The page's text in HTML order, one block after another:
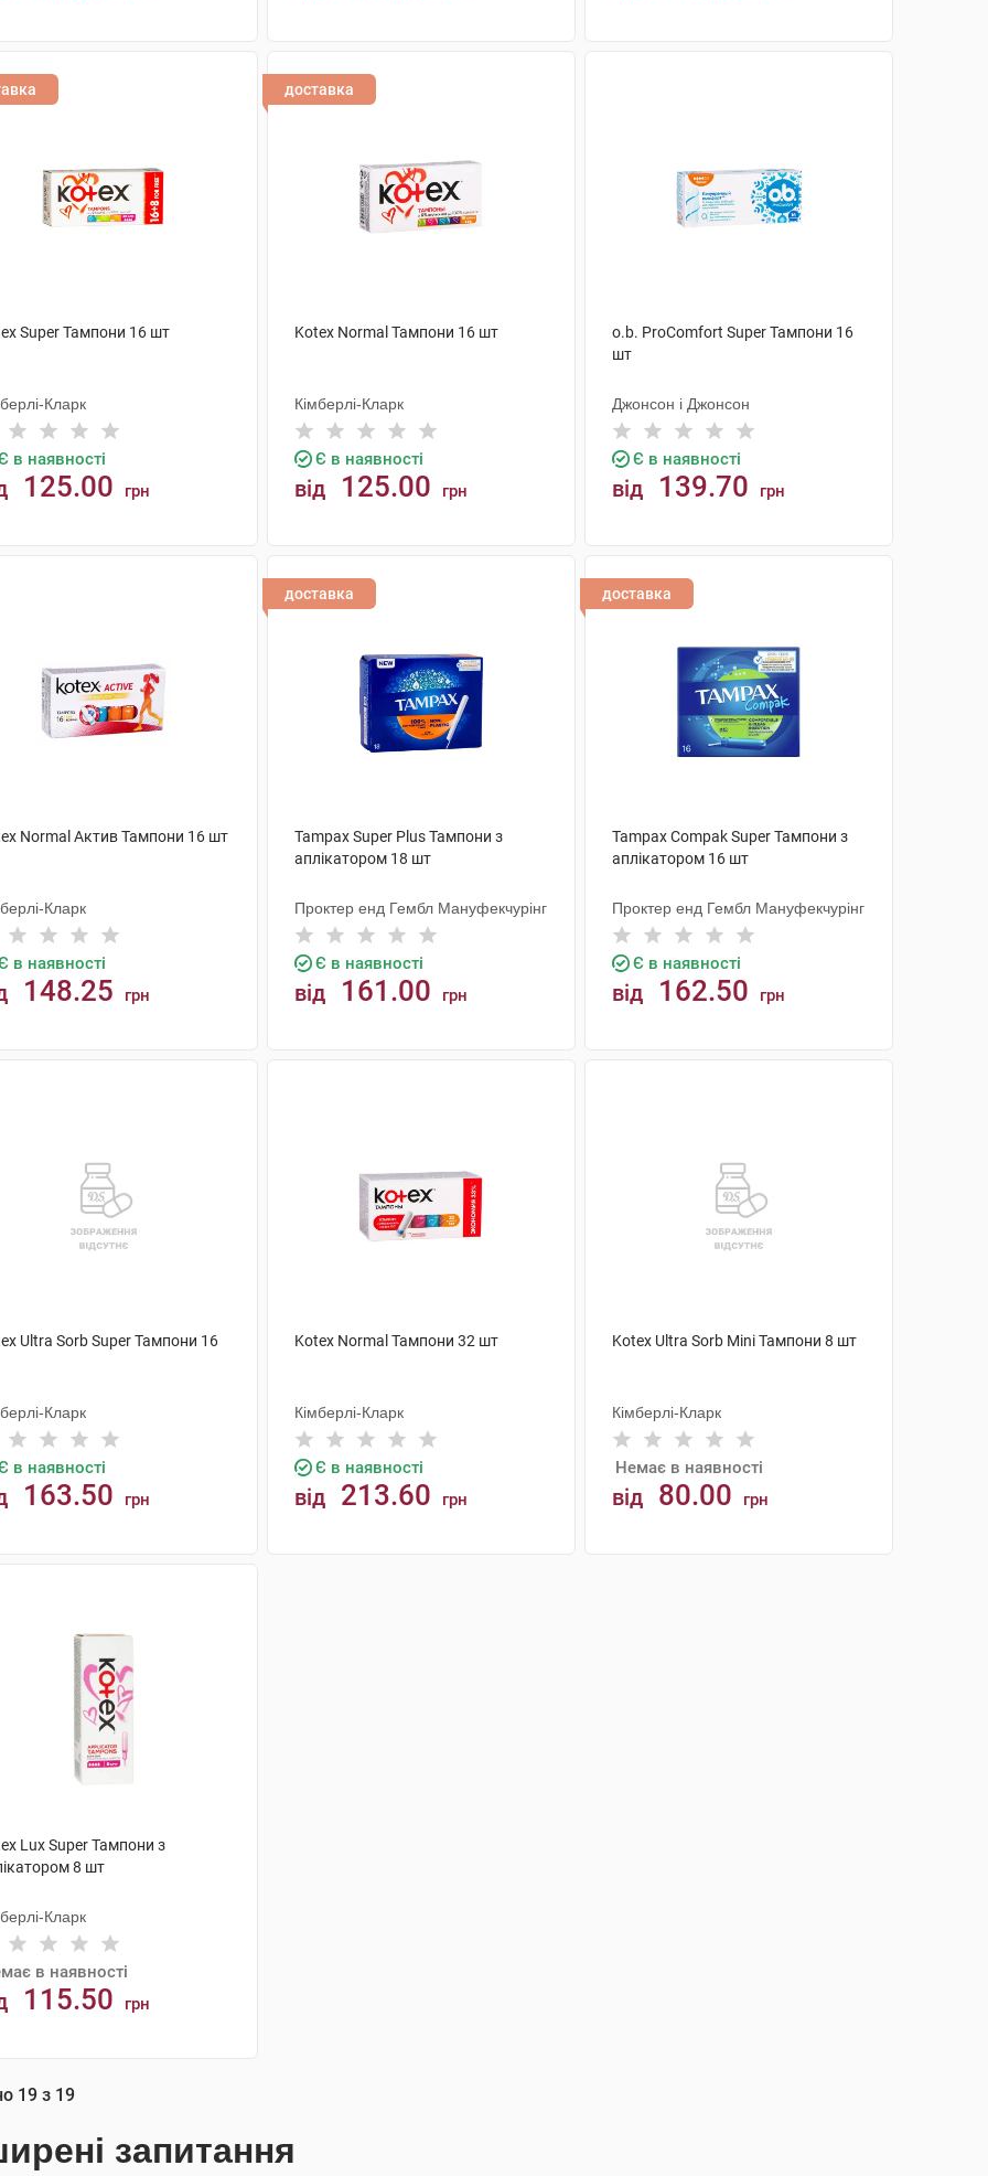
Super Тампони 16 шт
Кларк
в наявності
125.00 грн
доставка
Kotex Normal Тампони 16 шт
Кімберлі-Кларк
Є в наявності
від 125.00 грн
o.b. ProComfort Super Тампони 16
шт
Джонсон і Джонсон
Є в наявності
від 139.70 грн
Normal Актив Тампони 16 шт
Кларк
в наявності
148.25 грн
доставка
Tampax Super Plus Тампони з
аплікатором 18 шт
Проктер енд Гембл Мануфекчурінг
Є в наявності
від 161.00 грн
доставка
Tampax Compak Super Тампони з
аплікатором 16 шт
Проктер енд Гембл Мануфекчурінг
Є в наявності
від 162.50 грн
Ultra Sorb Super Тампони 16
Кларк
в наявності
163.50 грн
Kotex Normal Тампони 32 шт
Кімберлі-Кларк
Є в наявності
від 213.60 грн
Kotex Ultra Sorb Mini Тампони 8 шт
Кімберлі-Кларк
Немає в наявності
від 80.00 грн
Lux Super Тампони з
8 шт
Кларк
в наявності
115.50 грн
АНАЛОГИ
19 з 19
запитання